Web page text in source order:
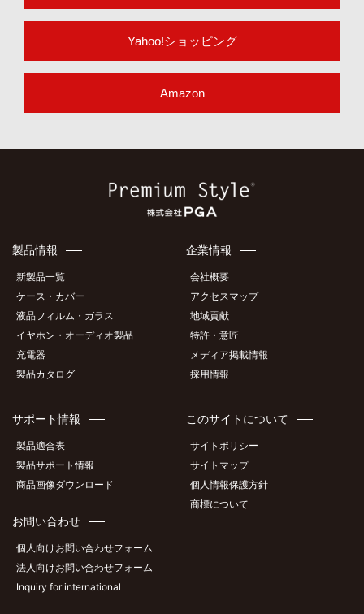
Yahoo!ショッピング
Amazon
製品情報
新製品一覧
ケース・カバー
液晶フィルム・ガラス
イヤホン・オーディオ製品
充電器
製品カタログ
企業情報
会社概要
アクセスマップ
地域貢献
特許・意匠
メディア掲載情報
採用情報
サポート情報
製品適合表
製品サポート情報
商品画像ダウンロード
お問い合わせ
個人向けお問い合わせフォーム
法人向けお問い合わせフォーム
Inquiry for international
このサイトについて
サイトポリシー
サイトマップ
個人情報保護方針
商標について